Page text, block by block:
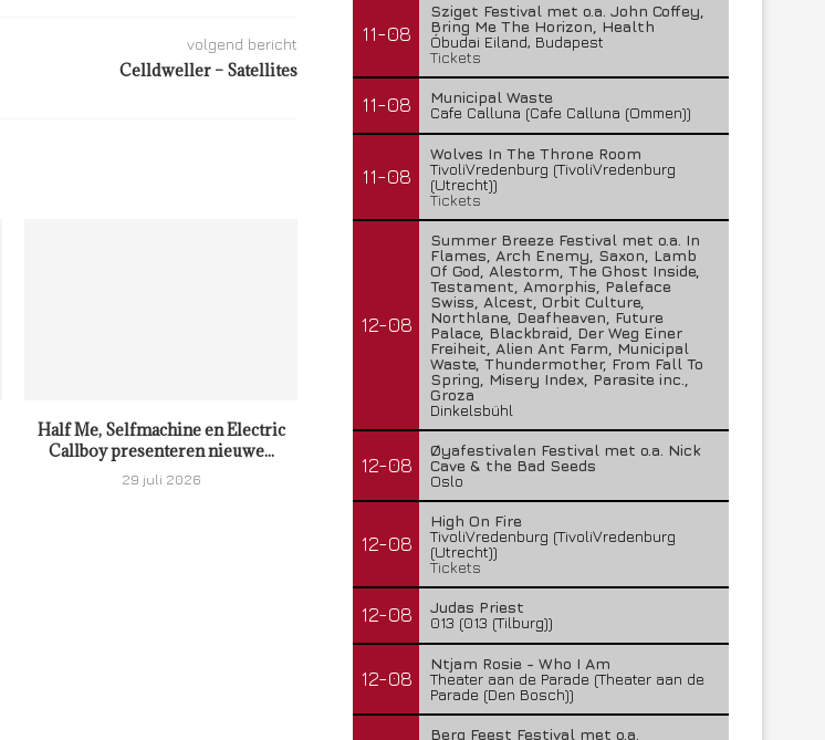
volgend bericht
Celldweller – Satellites
Half Me, Selfmachine en Electric
Callboy presenteren nieuwe...
29 juli 2026
Temic brengt nieuwe single uit
28 juli 2026
Insomnium brengt
11-08
Sziget Festival met o.a. John Coffey,
Bring Me The Horizon, Health
Óbudai Eiland, Budapest
Tickets
11-08
Municipal Waste
Cafe Calluna (Cafe Calluna (Ommen))
11-08
Wolves In The Throne Room
TivoliVredenburg (TivoliVredenburg
(Utrecht))
Tickets
12-08
Summer Breeze Festival met o.a. In
Flames, Arch Enemy, Saxon, Lamb
Of God, Alestorm, The Ghost Inside,
Testament, Amorphis, Paleface
Swiss, Alcest, Orbit Culture,
Northlane, Deafheaven, Future
Palace, Blackbraid, Der Weg Einer
Freiheit, Alien Ant Farm, Municipal
Waste, Thundermother, From Fall To
Spring, Misery Index, Parasite inc.,
Groza
Dinkelsbühl
12-08
Øyafestivalen Festival met o.a. Nick
Cave & the Bad Seeds
Oslo
12-08
High On Fire
TivoliVredenburg (TivoliVredenburg
(Utrecht))
Tickets
12-08
Judas Priest
013 (013 (Tilburg))
12-08
Ntjam Rosie - Who I Am
Theater aan de Parade (Theater aan de
Parade (Den Bosch))
Berg Feest Festival met o.a.